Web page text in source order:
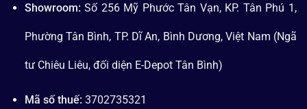
Showroom: Số 256 Mỹ Phước Tân Vạn, KP. Tân Phú 1,
Phường Tân Bình, TP. Dĩ An, Bình Dương, Việt Nam (Ngã
tư Chiêu Liêu, đối diện E-Depot Tân Bình)
Mã số thuế: 3702735321